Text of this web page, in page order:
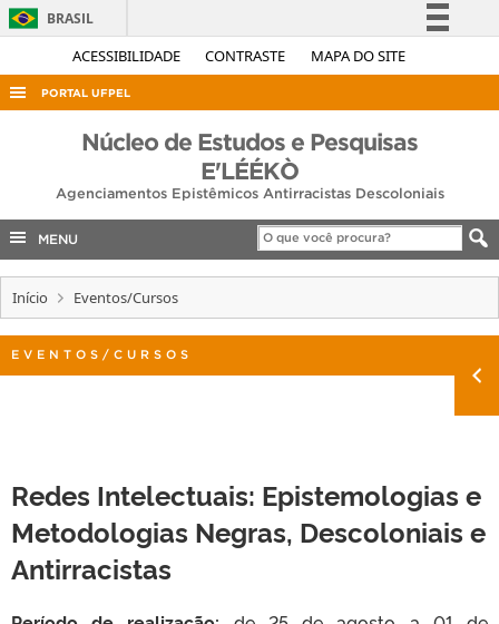
ACESSIBILIDADE CONTRASTE MAPA DO SITE
BRASIL
Simplifique!
Acesso à informação
Legislação
Canais
PORTAL UFPEL
ACESSO À INFORMAÇÃO
CONCURSOS
INTERNACIONAL
OUVIDORIA
Núcleo de Estudos e Pesquisas
E'LÉÉKÒ
Agenciamentos Epistêmicos Antirracistas Descoloniais
MENU
Início Eventos/Cursos
EVENTOS/CURSOS
Redes Intelectuais: Epistemologias e
Metodologias Negras, Descoloniais e
Antirracistas